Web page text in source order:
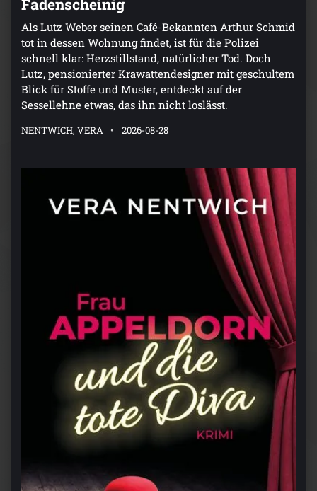
Fadenscheinig
Als Lutz Weber seinen Café-Bekannten Arthur Schmid
tot in dessen Wohnung findet, ist für die Polizei
schnell klar: Herzstillstand, natürlicher Tod. Doch
Lutz, pensionierter Krawattendesigner mit geschultem
Blick für Stoffe und Muster, entdeckt auf der
Sessellehne etwas, das ihn nicht loslässt.
NENTWICH, VERA 2026-08-28